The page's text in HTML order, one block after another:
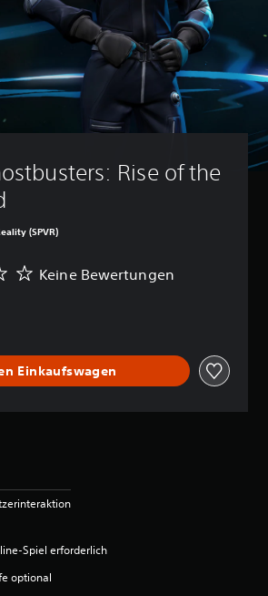
Rise of the
(SPVR)
Keine Bewertungen
Einkaufswagen
Spiel erforderlich
optional